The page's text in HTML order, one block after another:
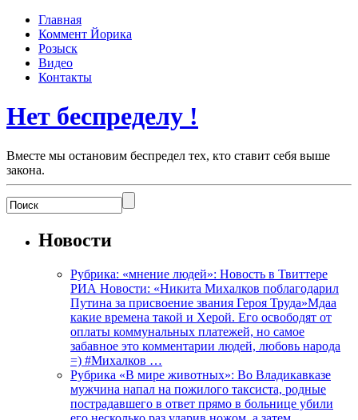
Главная
Коммент Йорика
Розыск
Видео
Контакты
Нет беспределу !
Вместе мы остановим беспредел тех, кто ставит себя выше
закона.
Новости
Рубрика: «мнение людей»: Новость в Твиттере
РИА Новости: «Никита Михалков поблагодарил
Путина за присвоение звания Героя Труда»Мдаа
какие времена такой и Херой. Его освободят от
оплаты коммунальных платежей, но самое
забавное это комментарии людей, любовь народа
=) #Михалков …
Рубрика «В мире животных»: Во Владикавказе
мужчина напал на пожилого таксиста, родные
пострадавшего в ответ прямо в больнице убили